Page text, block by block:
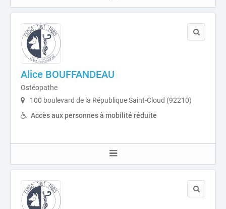
Alice BOUFFANDEAU
Ostéopathe
100 boulevard de la République Saint-Cloud (92210)
Accès aux personnes à mobilité réduite